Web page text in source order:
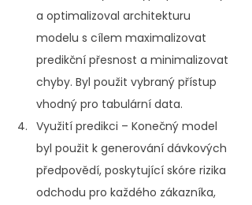
a optimalizoval architekturu
modelu s cílem maximalizovat
predikční přesnost a minimalizovat
chyby. Byl použit vybraný přístup
vhodný pro tabulární data.
Využití predikci – Konečný model
byl použit k generování dávkových
předpovědí, poskytující skóre rizika
odchodu pro každého zákazníka,